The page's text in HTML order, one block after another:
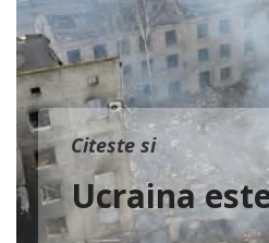
Citeste si
Ucraina